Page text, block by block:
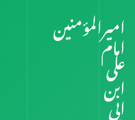
امیرالمؤمنین
امام
علی
ابن
ابی